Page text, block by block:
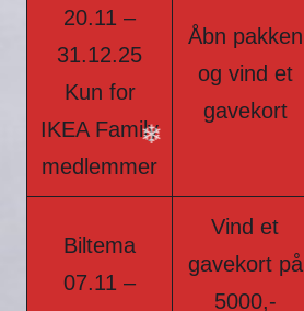
20.11 –
31.12.25
Kun for
IKEA Family
medlemmer
Åbn pakken
og vind et
gavekort
Biltema
07.11 –
Vind et
gavekort på
5000,-